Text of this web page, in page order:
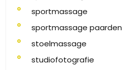
sportmassage
sportmassage paarden
stoelmassage
studiofotografie